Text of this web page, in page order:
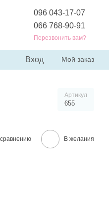
096 043-17-07
066 768-90-91
Перезвонить вам?
Вход Мой заказ
Артикул
655
В желания